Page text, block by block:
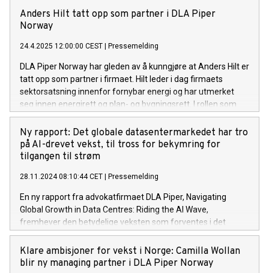
Anders Hilt tatt opp som partner i DLA Piper
Norway
24.4.2025 12:00:00 CEST | Pressemelding
DLA Piper Norway har gleden av å kunngjøre at Anders Hilt er
tatt opp som partner i firmaet. Hilt leder i dag firmaets
sektorsatsning innenfor fornybar energi og har utmerket
seg innen energirett og plan- og bygningsrett. I rollen som
partner vil han bidra til å styrke DLA Pipers posisjon som en
ledende juridisk rådgiver for aktører i energi- og
eiendomsbransjen.
Ny rapport: Det globale datasentermarkedet har tro
på AI-drevet vekst, til tross for bekymring for
tilgangen til strøm
28.11.2024 08:10:44 CET | Pressemelding
En ny rapport fra advokatfirmaet DLA Piper, Navigating
Global Growth in Data Centres: Riding the AI Wave,
fremhever den betydelige veksten som forventes i det
globale datasentermarkedet, drevet frem av den økende
etterspørselen etter AI-teknologi som maskinlæring og
språkmodeller.
Klare ambisjoner for vekst i Norge: Camilla Wollan
blir ny managing partner i DLA Piper Norway